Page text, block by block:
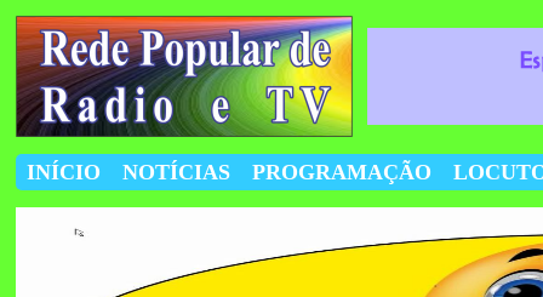
INÍCIO NOTÍCIAS PROGRAMAÇÃO